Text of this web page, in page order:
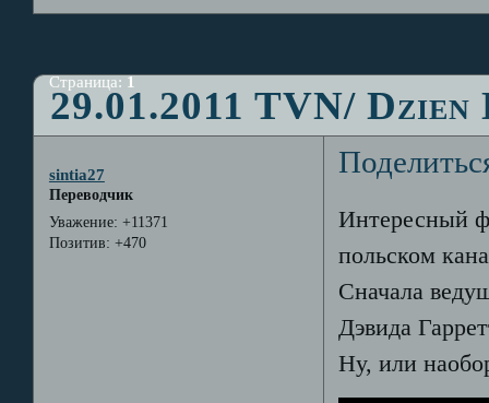
29.01.2011 TVN/
Страница:1
sintia27
Переводчик
Уважение: +11371
Позитив: +470
Интересный
польском
Сначала
Дэвида
Ну, или